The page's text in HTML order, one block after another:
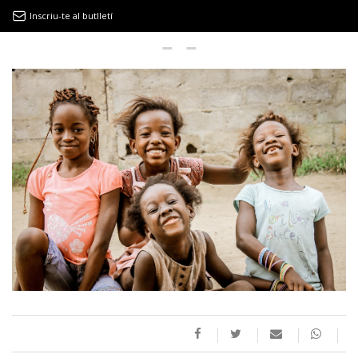
9MAGAZÍN
EL CLÀSSIC | ALBERT PLA
“LA VIDA ÉS COM LA MAR: SEMPRE BUSCA L’EQUILIBRI”
NOVETATS DISCOGRÀFIQUES
EL CLÀSSIC | ELS 3 TAMBORS
TEMÀTIQUES
Inscriu-te al butlletí